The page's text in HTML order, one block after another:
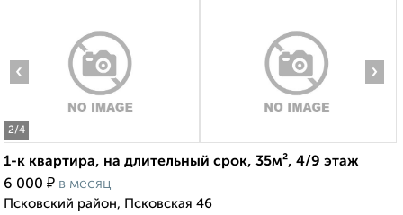
2/4
‹ ›
1-к квартира, на длительный срок, 35м², 4/9 этаж
6 000 ₽ в месяц
Псковский район, Псковская 46